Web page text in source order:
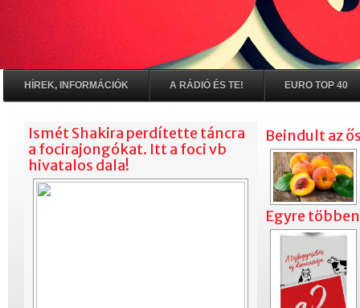
HÍREK, INFORMÁCIÓK A RÁDIÓ ÉS TE! EURO TOP 40
Ismét Shakira perdítette táncra
a focirajongókat. Itt a foci vb
hivatalos dala!
Beindult az
Egyre